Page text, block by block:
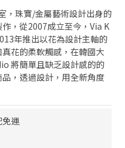
，珠寶/金屬藝術設計出身的
，從2007成立至今，Via K
年推出以花為設計主軸的
花的柔軟觸感，在韓國大
將簡單且缺乏設計感的的
，透過設計，用全新角度
免運